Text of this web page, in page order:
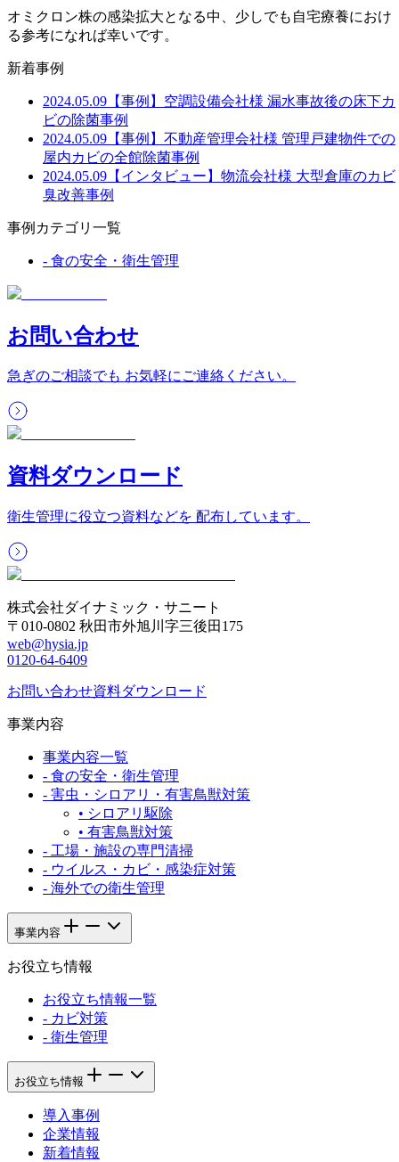
オミクロン株の感染拡大となる中、少しでも自宅療養におけ
る参考になれば幸いです。
新着事例
2024.05.09 【事例】空調設備会社様 漏水事故後の床下カ
ビの除菌事例
2024.05.09 【事例】不動産管理会社様 管理戸建物件での
屋内カビの全館除菌事例
2024.05.09 【インタビュー】物流会社様 大型倉庫のカビ
臭改善事例
事例カテゴリ一覧
- 食の安全・衛生管理
お問い合わせ
急ぎのご相談でも お気軽にご連絡ください。
資料ダウンロード
衛生管理に役立つ資料などを 配布しています。
株式会社ダイナミック・サニート
〒010-0802 秋田市外旭川字三後田175
web@hysia.jp
0120-64-6409
お問い合わせ資料ダウンロード
事業内容
事業内容一覧
- 食の安全・衛生管理
- 害虫・シロアリ・有害鳥獣対策
• シロアリ駆除
• 有害鳥獣対策
- 工場・施設の専門清掃
- ウイルス・カビ・感染症対策
- 海外での衛生管理
事業内容
お役立ち情報
お役立ち情報一覧
- カビ対策
- 衛生管理
お役立ち情報
導入事例
企業情報
新着情報